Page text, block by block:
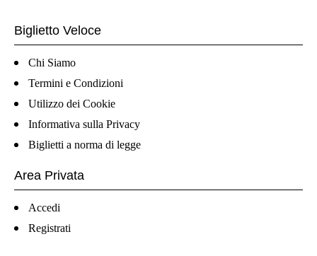
Biglietto Veloce
Chi Siamo
Termini e Condizioni
Utilizzo dei Cookie
Informativa sulla Privacy
Biglietti a norma di legge
Area Privata
Accedi
Registrati